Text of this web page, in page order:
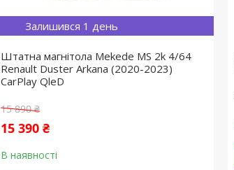
Залишився 1 день
Штатна магнітола Mekede MS 2k 4/64
Renault Duster Arkana (2020-2023)
CarPlay QleD
15 890 ₴
15 390 ₴
В наявності